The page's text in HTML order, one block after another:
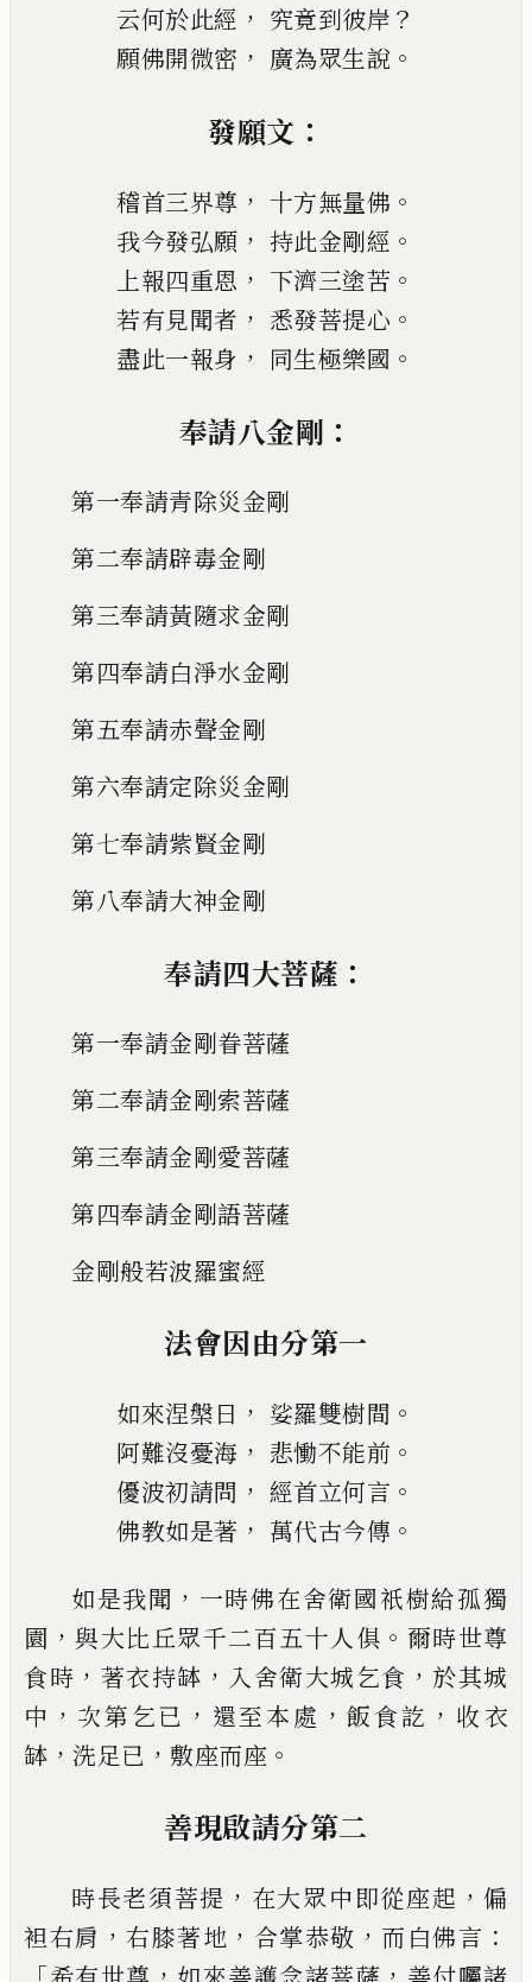
云何於此經 ， 究竟到彼岸 ？
願佛開微密 ， 廣為眾生說 。
發願文 ：
稽首三界尊 ， 十方無量佛 。
我今發弘願 ， 持此金剛經 。
上報四重恩 ， 下濟三塗苦 。
若有見聞者 ， 悉發菩提心 。
盡此一報身 ， 同生極樂國 。
奉請八金剛 ：
第一奉請青除災金剛
第二奉請辟毒金剛
第三奉請黃隨求金剛
第四奉請白淨水金剛
第五奉請赤聲金剛
第六奉請定除災金剛
第七奉請紫賢金剛
第八奉請大神金剛
奉請四大菩薩 ：
第一奉請金剛眷菩薩
第二奉請金剛索菩薩
第三奉請金剛愛菩薩
第四奉請金剛語菩薩
金剛般若波羅蜜經
法會因由分第一
如來涅槃日 ， 娑羅雙樹間 。
阿難沒憂海 ， 悲慟不能前 。
優波初請問 ， 經首立何言 。
佛教如是著 ， 萬代古今傳 。
如是我聞 ， 一時佛在舍衛國祇樹給孤獨
園 ， 與大比丘眾千二百五十人俱 。 爾時世尊
食時 ， 著衣持缽 ， 入舍衛大城乞食 ， 於其城
中 ， 次第乞已 ， 還至本處 ， 飯食訖 ， 收衣
缽 ， 洗足已 ， 敷座而座 。
善現啟請分第二
時長老須菩提 ， 在大眾中即從座起 ， 偏
袒右肩 ， 右膝著地 ， 合掌恭敬 ， 而白佛言 ：